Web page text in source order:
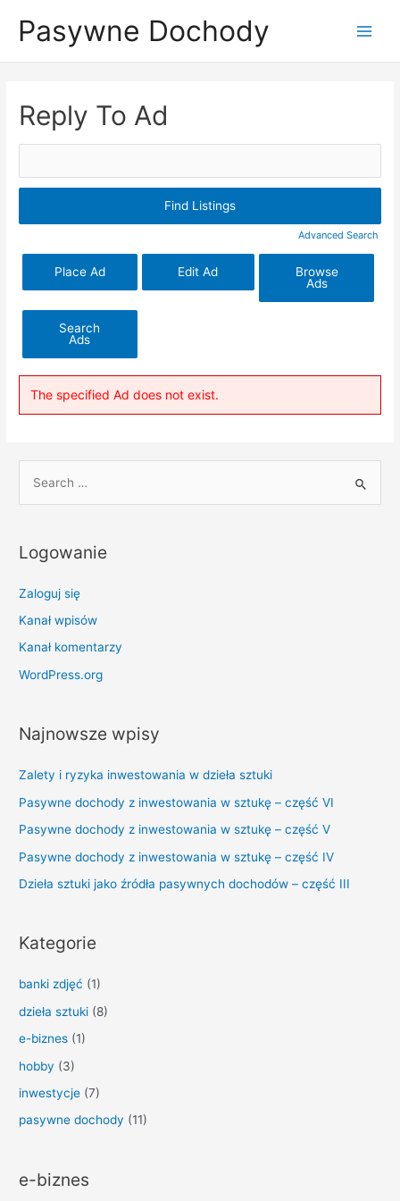
Pasywne Dochody
Reply To Ad
for:
Advanced Search
Place Ad Edit Ad
Browse
Ads
Search
Ads
The specified Ad does not exist.
r
h
f
o
Logowanie
Zaloguj się
Kanał wpisów
Kanał komentarzy
WordPress.org
Najnowsze wpisy
Zalety i ryzyka inwestowania w dzieła sztuki
Pasywne dochody z inwestowania w sztukę – część VI
Pasywne dochody z inwestowania w sztukę – część V
Pasywne dochody z inwestowania w sztukę – część IV
Dzieła sztuki jako źródła pasywnych dochodów – część III
Kategorie
banki zdjęć (1)
dzieła sztuki (8)
e-biznes (1)
hobby (3)
inwestycje (7)
pasywne dochody (11)
e-biznes